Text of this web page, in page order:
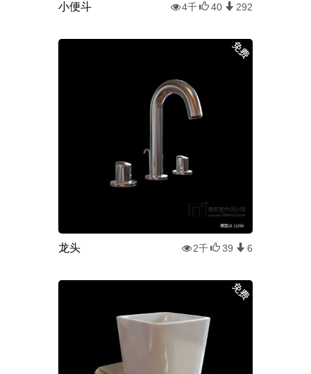
小便斗 4千 40 292
龙头 2千 39 6